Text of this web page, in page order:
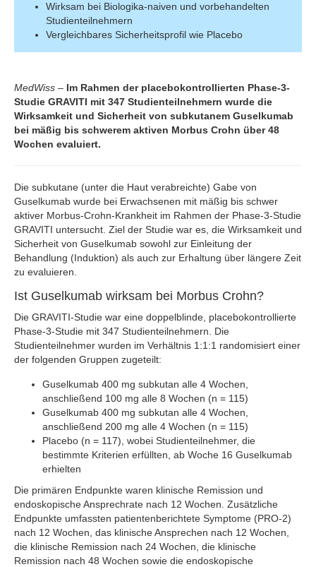
Wirksam bei Biologika-naiven und vorbehandelten
Studienteilnehmern
Vergleichbares Sicherheitsprofil wie Placebo
MedWiss – Im Rahmen der placebokontrollierten Phase-3-
Studie GRAVITI mit 347 Studienteilnehmern wurde die
Wirksamkeit und Sicherheit von subkutanem Guselkumab
bei mäßig bis schwerem aktiven Morbus Crohn über 48
Wochen evaluiert.
Die subkutane (unter die Haut verabreichte) Gabe von
Guselkumab wurde bei Erwachsenen mit mäßig bis schwer
aktiver Morbus-Crohn-Krankheit im Rahmen der Phase-3-Studie
GRAVITI untersucht. Ziel der Studie war es, die Wirksamkeit und
Sicherheit von Guselkumab sowohl zur Einleitung der
Behandlung (Induktion) als auch zur Erhaltung über längere Zeit
zu evaluieren.
Ist Guselkumab wirksam bei Morbus Crohn?
Die GRAVITI-Studie war eine doppelblinde, placebokontrollierte
Phase-3-Studie mit 347 Studienteilnehmern. Die
Studienteilnehmer wurden im Verhältnis 1:1:1 randomisiert einer
der folgenden Gruppen zugeteilt:
Guselkumab 400 mg subkutan alle 4 Wochen,
anschließend 100 mg alle 8 Wochen (n = 115)
Guselkumab 400 mg subkutan alle 4 Wochen,
anschließend 200 mg alle 4 Wochen (n = 115)
Placebo (n = 117), wobei Studienteilnehmer, die
bestimmte Kriterien erfüllten, ab Woche 16 Guselkumab
erhielten
Die primären Endpunkte waren klinische Remission und
endoskopische Ansprechrate nach 12 Wochen. Zusätzliche
Endpunkte umfassten patientenberichtete Symptome (PRO-2)
nach 12 Wochen, das klinische Ansprechen nach 12 Wochen,
die klinische Remission nach 24 Wochen, die klinische
Remission nach 48 Wochen sowie die endoskopische